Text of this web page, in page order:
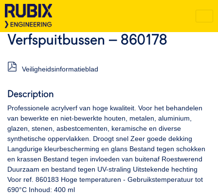
Verfspuitbussen – 860178
Veiligheidsinformatieblad
Description
Professionele acrylverf van hoge kwaliteit. Voor het behandelen
van bewerkte en niet-bewerkte houten, metalen, aluminium,
glazen, stenen, asbestcementen, keramische en diverse
synthetische oppervlakken. Droogt snel Zeer goede dekking
Langdurige kleurbescherming en glans Bestand tegen schokken
en krassen Bestand tegen invloeden van buitenaf Roestwerend
Duurzaam en bestand tegen UV-straling Uitstekende hechting
Voor ref. 860183 Hoge temperaturen - Gebruikstemperatuur tot
690°C Inhoud: 400 ml